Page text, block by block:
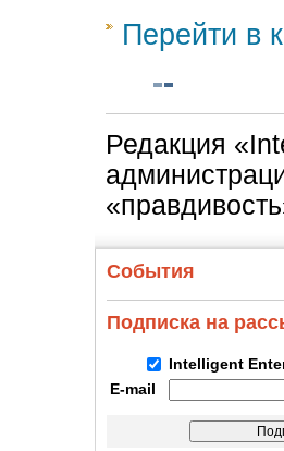
Перейти в
Редакция
События
Подписка на
Intelligent
E-mail